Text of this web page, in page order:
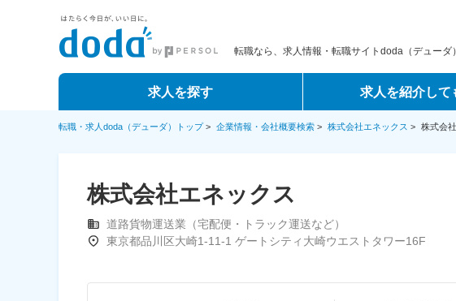
転職なら、求人情報・転職サイトdoda（デューダ）
求人を探す 求人を紹介して
転職・求人doda（デューダ）トップ> 企業情報・会社概要検索 > 株式会社エネックス > 株式会
株式会社エネックス
道路貨物運送業（宅配便・トラック運送など）
東京都品川区大崎1-11-1 ゲートシティ大崎ウエストタワー16F